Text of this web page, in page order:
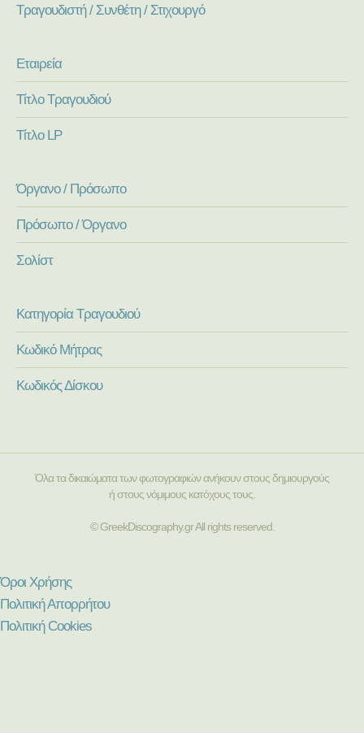
Τραγουδιστή / Συνθέτη / Στιχουργό
Εταιρεία
Τίτλο Τραγουδιού
Τίτλο LP
Όργανο / Πρόσωπο
Πρόσωπο / Όργανο
Σολίστ
Κατηγορία Τραγουδιού
Κωδικό Μήτρας
Κωδικός Δίσκου
Όλα τα δικαιώματα των φωτογραφιών ανήκουν στους δημιουργούς
ή στους νόμιμους κατόχους τους.
© GreekDiscography.gr All rights reserved.
Όροι Χρήσης
Πολιτική Απορρήτου
Πολιτική Cookies